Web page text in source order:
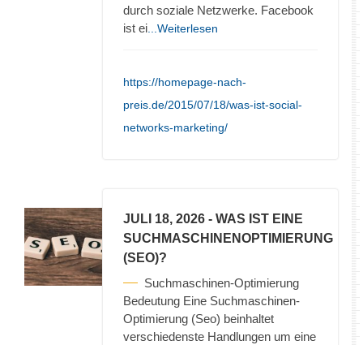
durch soziale Netzwerke. Facebook
ist ei ...Weiterlesen
https://homepage-nach-
preis.de/2015/07/18/was-ist-social-
networks-marketing/
JULI 18, 2026 - WAS IST EINE
SUCHMASCHINENOPTIMIERUNG
(SEO)?
Suchmaschinen-Optimierung
Bedeutung Eine Suchmaschinen-
Optimierung (Seo) beinhaltet
verschiedenste Handlungen um eine